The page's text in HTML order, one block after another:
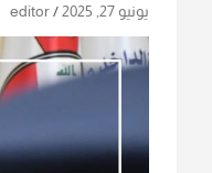
يونيو 27, 2025 editor